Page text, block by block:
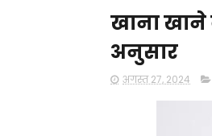
खाना खाने
अनुसार
अगस्त 27, 2024